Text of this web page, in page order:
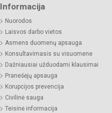
Informacija
Nuorodos
Laisvos darbo vietos
Asmens duomenų apsauga
Konsultavimasis su visuomene
Dažniausiai užduodami klausimai
Pranešėjų apsauga
Korupcijos prevencija
Civilinė sauga
Teisinė informacija